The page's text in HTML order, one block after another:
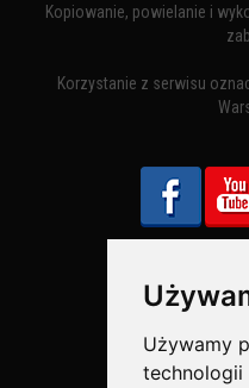
Używamy
technologii
Kopiowanie, powielanie i
Korzystanie z serwisu
Bezpieczne